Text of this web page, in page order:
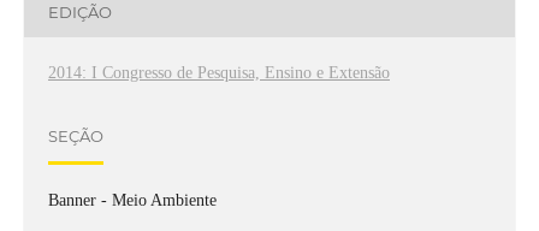
EDIÇÃO
2014: I Congresso de Pesquisa, Ensino e Extensão
SEÇÃO
Banner - Meio Ambiente